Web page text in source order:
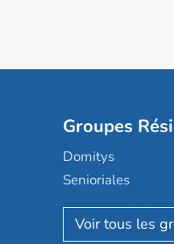
Groupes
Domitys
Senioriales
Nohée
Les Résidentiels